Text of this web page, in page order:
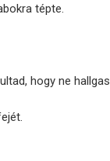
tépte.
hogy ne